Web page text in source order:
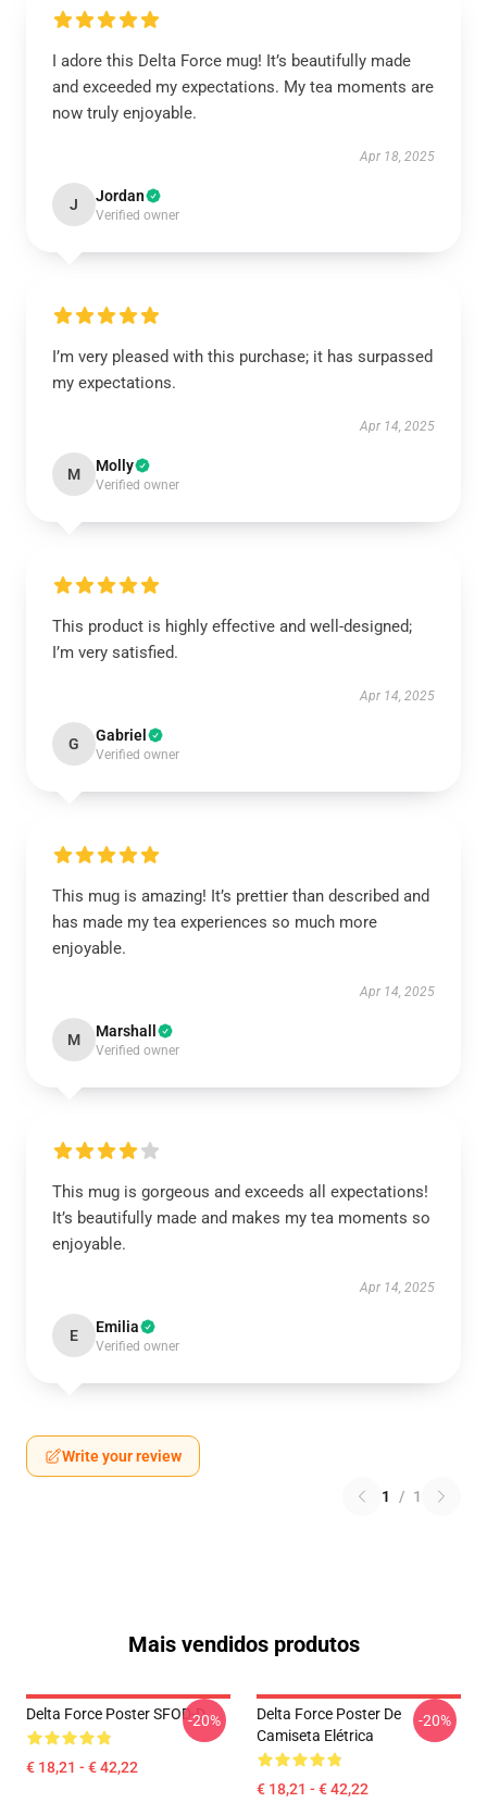
I adore this Delta Force mug! It’s beautifully made
and exceeded my expectations. My tea moments are
now truly enjoyable.
Apr 18, 2025
J Jordan
Verified owner
I’m very pleased with this purchase; it has surpassed
my expectations.
Apr 14, 2025
M Molly
Verified owner
This product is highly effective and well-designed;
I’m very satisfied.
Apr 14, 2025
G Gabriel
Verified owner
This mug is amazing! It’s prettier than described and
has made my tea experiences so much more
enjoyable.
Apr 14, 2025
M Marshall
Verified owner
This mug is gorgeous and exceeds all expectations!
It’s beautifully made and makes my tea moments so
enjoyable.
Apr 14, 2025
E Emilia
Verified owner
Write your review
1 / 1
Mais vendidos produtos
Delta Force Poster SFOD-D
€ 18,21 - € 42,22
-20%
Delta Force Poster De
Camiseta Elétrica
€ 18,21 - € 42,22
-20%